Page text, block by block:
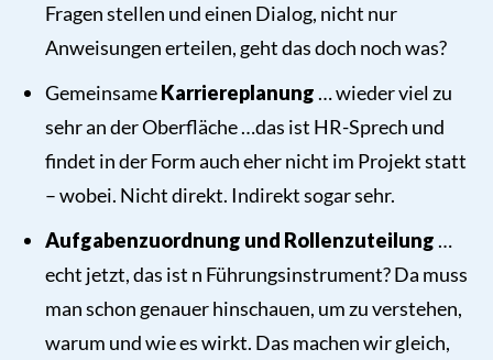
Fragen stellen und einen Dialog, nicht nur
Anweisungen erteilen, geht das doch noch was?
GemeinsameKarriereplanung … wieder viel zu
sehr an der Oberfläche …das ist HR-Sprech und
findet in der Form auch eher nicht im Projekt statt
– wobei. Nicht direkt. Indirekt sogar sehr.
Aufgabenzuordnung und Rollenzuteilung …
echt jetzt, das ist n Führungsinstrument? Da muss
man schon genauer hinschauen, um zu verstehen,
warum und wie es wirkt. Das machen wir gleich,